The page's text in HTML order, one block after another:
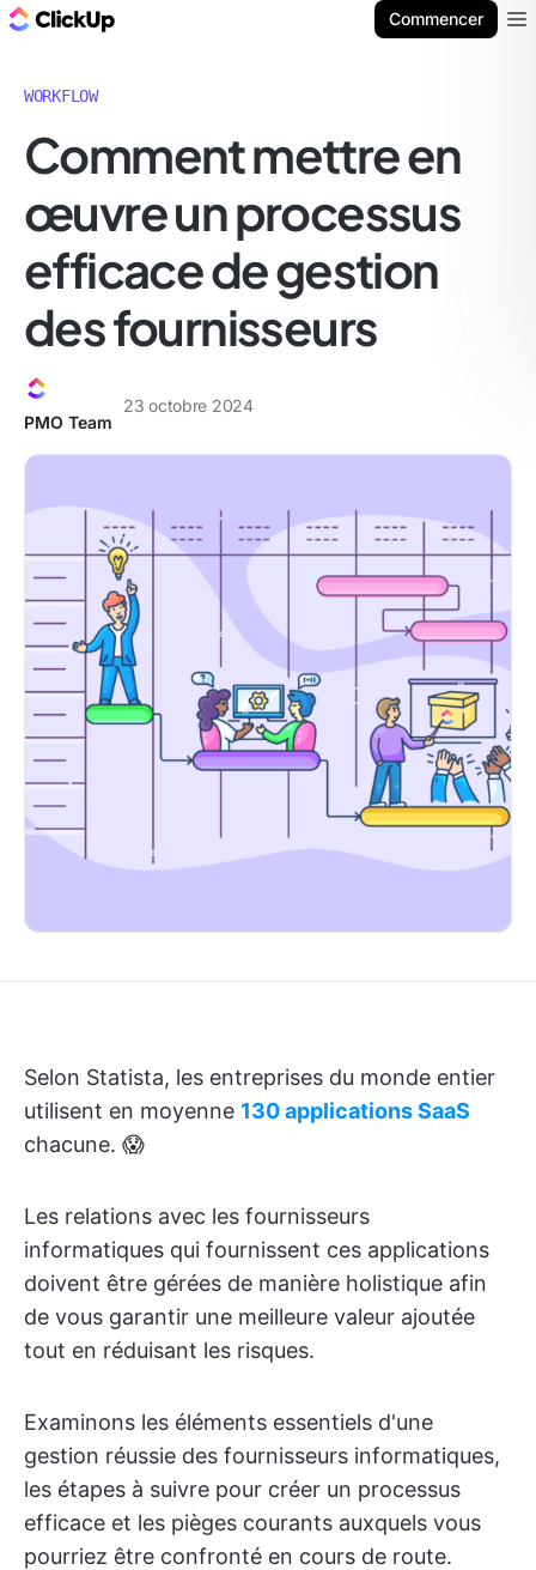
Commencer
WORKFLOW
Comment mettre en
œuvre un processus
efficace de gestion
des fournisseurs
PMO Team
23 octobre 2024
Selon Statista, les entreprises du monde entier
utilisent en moyenne 130 applications SaaS
chacune. 😱
Les relations avec les fournisseurs
informatiques qui fournissent ces applications
doivent être gérées de manière holistique afin
de vous garantir une meilleure valeur ajoutée
tout en réduisant les risques.
Examinons les éléments essentiels d'une
gestion réussie des fournisseurs informatiques,
les étapes à suivre pour créer un processus
efficace et les pièges courants auxquels vous
pourriez être confronté en cours de route.